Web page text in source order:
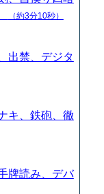
（約3分10秒）
出禁、デジタ
キ、鉄砲、徹
牌読み、デバ